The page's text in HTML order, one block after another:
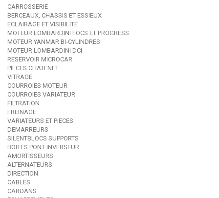
CARROSSERIE
BERCEAUX, CHASSIS ET ESSIEUX
ECLAIRAGE ET VISIBILITE
MOTEUR LOMBARDINI FOCS ET PROGRESS
MOTEUR YANMAR BI-CYLINDRES
MOTEUR LOMBARDINI DCI
RESERVOIR MICROCAR
PIECES CHATENET
VITRAGE
COURROIES MOTEUR
COURROIES VARIATEUR
FILTRATION
FREINAGE
VARIATEURS ET PIECES
DEMARREURS
SILENTBLOCS SUPPORTS
BOITES PONT INVERSEUR
AMORTISSEURS
ALTERNATEURS
DIRECTION
CABLES
CARDANS